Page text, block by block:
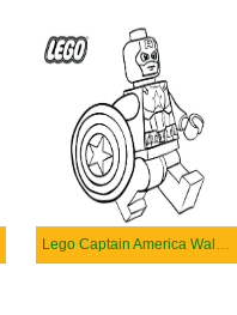
Lego Captain America Walking